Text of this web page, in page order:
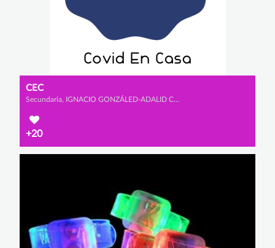
CEC
Secundaria, IGNACIO GONZÁLED-ADALID CHOZAS, JOSÉ GONZÁLEZ-ADALID LLABRÉS y ÁLVARO VALDÉS PIRIZ
+20